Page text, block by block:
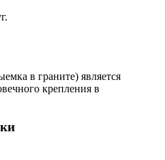
в граните) является
крепления в